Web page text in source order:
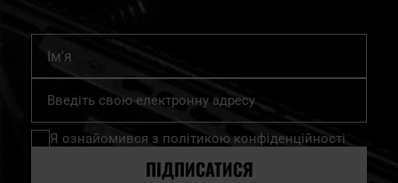
Підпишіться
нашу
розсилку
Я ознайомився з політикою конфіденційності
ПІДПИСАТИСЯ